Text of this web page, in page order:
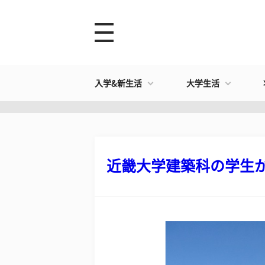
入学&新生活 大学生活
近畿大学建築科の学生